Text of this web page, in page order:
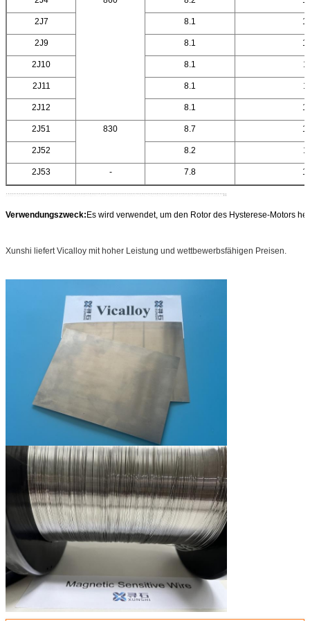
2J7 8.1
2J9 8.1
2J10 8.1
2J11 8.1
2J12 8.1
2J51 830 8.7
2J52 8.2
2J53 - 7.8
Verwendungszweck:Es wird verwendet, um den Rotor des Hysterese-Motors
Xunshi liefert Vicalloy mit hoher Leistung und wettbewerbsfähigen Preisen.